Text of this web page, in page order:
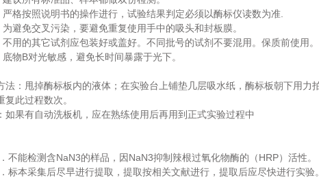
严格按照说明书的操作进行，试验结果判定必须以酶标仪读数为准
为避免交叉污染，要避免重复使用手中的吸头和封板膜。
不用的其它试剂应包装好或盖好。不同批号的试剂不要混用。保质前使用。
底物B对光敏感，避免长时间暴露于光下。
法：甩掉酶标板内的液体；在实验台上铺垫几层吸水纸，酶标板朝下用力
复此过程数次。
如果有自动洗板机，应在熟练使用后再用到正式实验过程中
．不能检测含NaN3的样品，因 NaN3抑制辣根过氧化物酶的（ HRP）活性。
．标本采集后尽早进行提取，提取按相关文献进行，提取后应尽快进行实